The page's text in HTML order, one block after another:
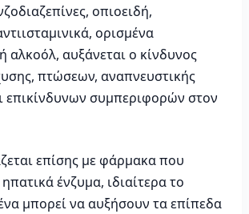
οπιοειδή,
ορισμένα
αλκοόλ, αυξάνεται ο κίνδυνος
πτώσεων, αναπνευστικής
επικίνδυνων συμπεριφορών στον
επίσης με φάρμακα που
ένζυμα, ιδιαίτερα το
μπορεί να αυξήσουν τα επίπεδα